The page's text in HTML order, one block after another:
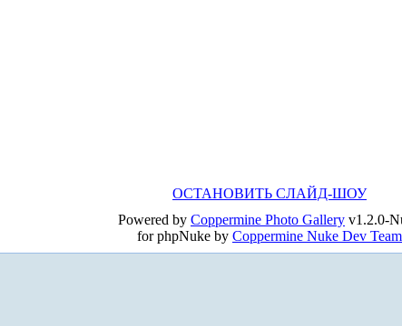
ОСТАНОВИТЬ СЛАЙД-ШОУ
Powered by Coppermine Photo Gallery v1.2.0-
for phpNuke by Coppermine Nuke Dev Team